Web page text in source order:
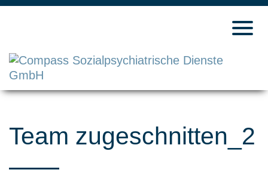
Team zugeschnitten_2